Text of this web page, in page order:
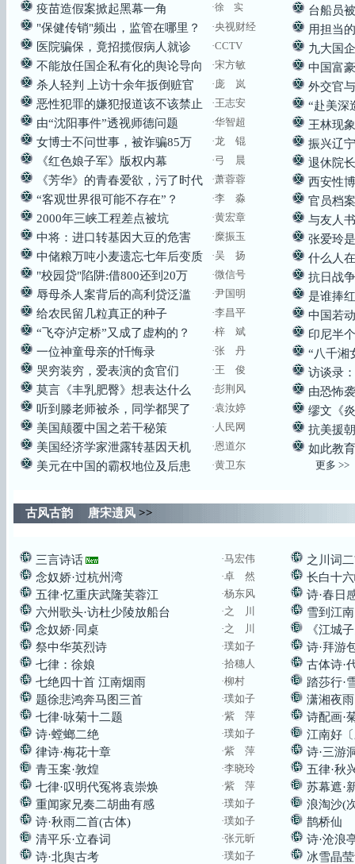
疫苗造假案掀起黑幕一角 ·徐 实
"保健传销"频出，监管在哪里？ ·央视财经
医院骗保，竟招揽假病人就诊 ·CCTV
不能放任国企私有化的舆论导向​ ·宋方敏
杀人轻判 上访十余年扳倒赃官 ·庞 岚
恶性犯罪的嫌犯报道该不该禁止 ·王志安
由“沈阳事件”透视师德问题 ·华智超
女博士不问世事，被诈骗85万 ·龙 锟
《红色娘子军》版权内幕 ·弓 晨
《芳华》的青春爱欲，污了时代 ·萧蓉蓉
“客观世界很可能不存在”？ ·李 淼
2000年三峡工程差点被坑 ·黄宏章
中将：​进口转基因大豆的危害 ·糜振玉
中储粮万吨小麦遗忘七年后变质 ·吴 扬
"校园贷"陷阱:借800还到20万 ·微信号
辱母杀人案背后的高利贷泛滥 ·尹国明
给农民留几粒真正的种子 ·李昌平
“飞夺泸定桥”又成了虚构的？ ·梓 斌
一位神童母亲的忏悔录 ·张 丹
哭穷装穷，爱表演的贪官们 ·王 俊
莫言《丰乳肥臀》想表达什么 ·彭荆风
听到滕老师被杀，同学都哭了 ·袁汝婷
美国颠覆中国之若干秘策 ·人民网
美国经济学家泄露转基因天机 ·恩道尔
美元在中国的霸权地位及后患 ·黄卫东
台船员
用担当
九大国
中国富
外交官
“赴美深
王林现
振兴辽
退休院
西安性
官员档
与友人
张爱玲
什么人
抗日战
是谁捧
中国若
印尼半
“八千湘
访谈录
由恐怖
缪文《
抗美援
如此教
更多 >>
古风古韵 唐宋遗风>>
三言诗话 ·马宏伟
念奴娇·过杭州湾 ·卓 然
五律·忆重庆武隆芙蓉江 ·杨东风
六州歌头·访杜少陵放船台 ·之 川
念奴娇·同桌 ·之 川
祭中华英烈诗 ·璞如子
七律：徐娘 ·拾穗人
七绝四十首 江南烟雨 ·柳村
题徐悲鸿奔马图三首 ·璞如子
七律·咏菊十二题 ·紫 萍
诗·螳螂二绝 ·璞如子
律诗·梅花十章 ·紫 萍
青玉案·敦煌 ·李晓玲
七律·叹明代冤将袁崇焕 ·紫 萍
重闻家兄奏二胡曲有感 ·璞如子
诗·秋雨二首(古体) ·璞如子
清平乐·立春词 ·张元昕
诗·北舆古考 ·璞如子
之川词
长白十
诗·春日
雪到江
《江城
诗·拜游
古体诗·
踏莎行·
潇湘夜雨
诗配画·
江南好
诗·三游
五律·秋
苏幕遮·
浪淘沙(
鹊桥仙
诗·沧浪
冰雪晶